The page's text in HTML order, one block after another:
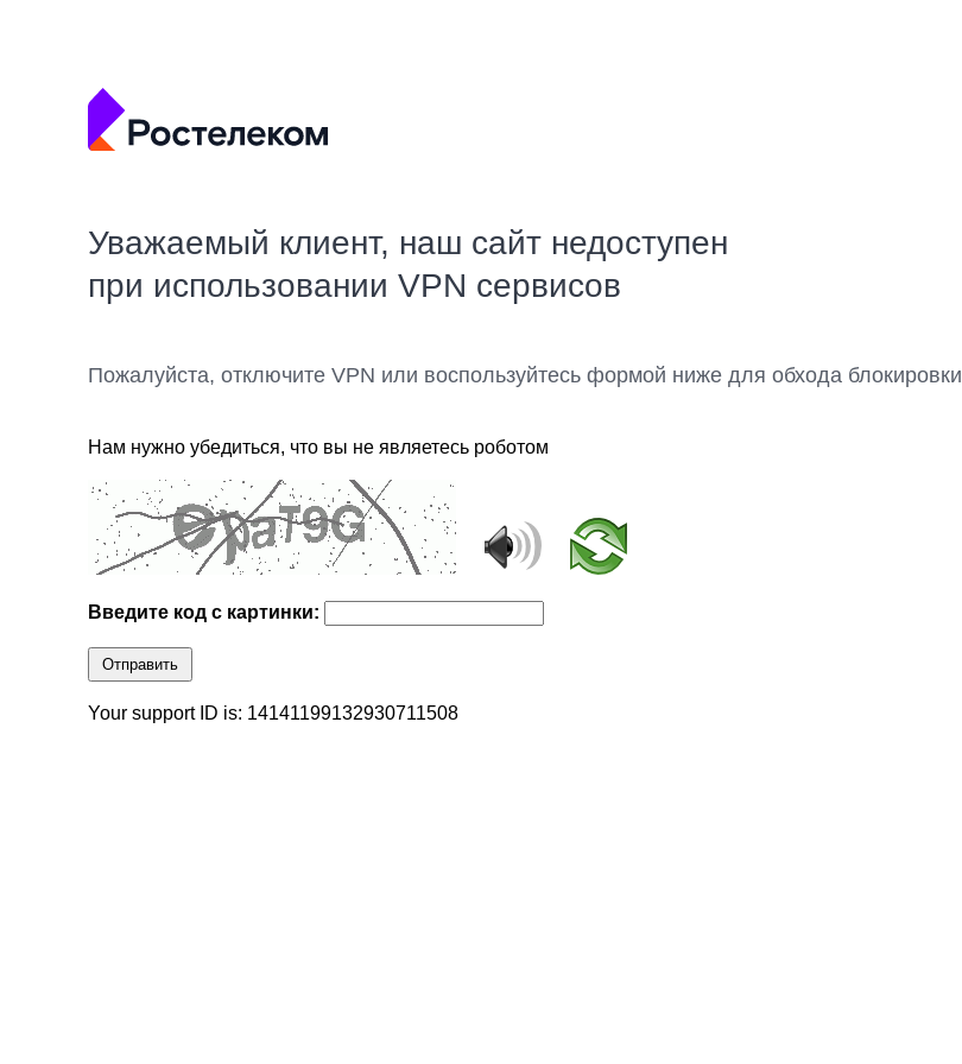
Уважаемый клиент, наш сайт недоступен
при использовании VPN сервисов
Пожалуйста, отключите VPN или воспользуйтесь формой ниже для обхода блокировки
Нам нужно убедиться, что вы не являетесь роботом
Введите код с картинки:
Отправить
Your support ID is: 14141199132930711508